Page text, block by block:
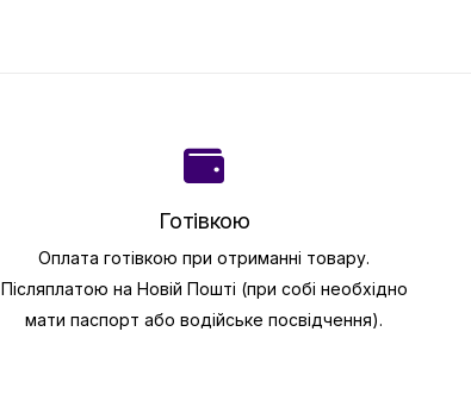
Готівкою
Оплата готівкою при отриманні товару.
Післяплатою на Новій Пошті (при собі необхідно
мати паспорт або водійське посвідчення).